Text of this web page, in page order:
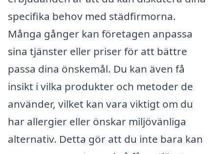
specifika behov med städfirmorna.
Många gånger kan företagen anpassa
sina tjänster eller priser för att bättre
passa dina önskemål. Du kan även få
insikt i vilka produkter och metoder de
använder, vilket kan vara viktigt om du
har allergier eller önskar miljövänliga
alternativ. Detta gör att du inte bara kan